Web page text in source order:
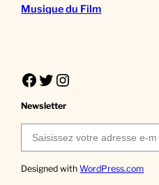
Musique du Film
Facebook Twitter Instagram
Newsletter
Saisissez votre adresse e-mail…
Designed withWordPress.com